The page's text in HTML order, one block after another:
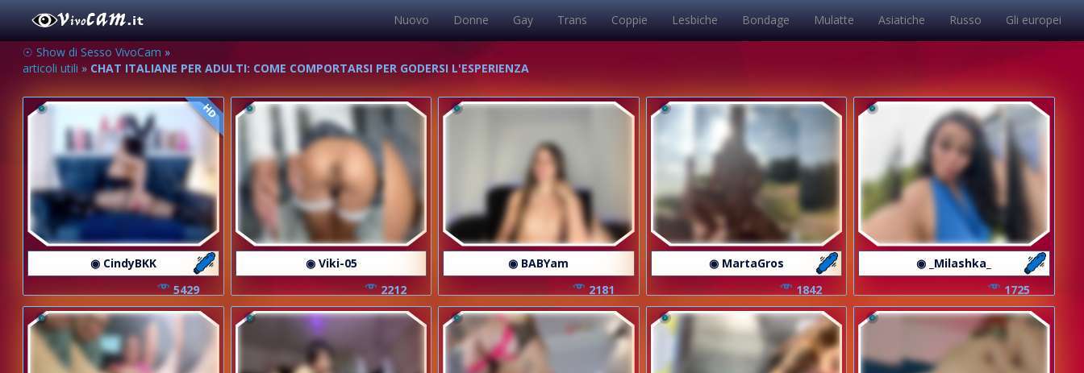
Nuovo Donne Gay Trans Coppie Lesbiche Bondage Mulatte Asiatiche Russo Gli europei
☉ Show di Sesso VivoCam »
articoli utili » CHAT ITALIANE PER ADULTI: COME COMPORTARSI PER GODERSI L'ESPERIENZA
HD
◉ CindyBKK
5429
◉ Viki-05
2212
◉ BABYam
2181
◉ MartaGros
1842
◉ _Milashka_
1725